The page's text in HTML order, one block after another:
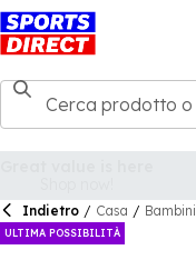
Indietro / Casa / Bambini
ULTIMA POSSIBILITÀ